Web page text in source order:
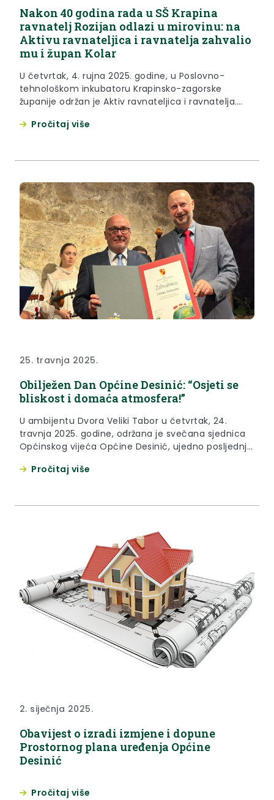
Nakon 40 godina rada u SŠ Krapina
ravnatelj Rozijan odlazi u mirovinu: na
Aktivu ravnateljica i ravnatelja zahvalio
mu i župan Kolar
U četvrtak, 4. rujna 2025. godine, u Poslovno-
tehnološkom inkubatoru Krapinsko-zagorske
županije održan je Aktiv ravnateljica i ravnatelja.
ravnatelji osnovnih i srednjih škola Krapinsko-
raspravljali...
Pročitaj više
25. travnja 2025.
Obilježen Dan Općine Desinić: “Osjeti se
bliskost i domaća atmosfera!”
U ambijentu Dvora Veliki Tabor u četvrtak, 24.
travnja 2025. godine, održana je svečana sjednica
Općinskog vijeća Općine Desinić, ujedno posljednja
godina i sedam mandata, najdugovječniji zagorski
Pročitaj više
2. siječnja 2025.
Obavijest o izradi izmjene i dopune
Prostornog plana uređenja Općine
Desinić
Pročitaj više